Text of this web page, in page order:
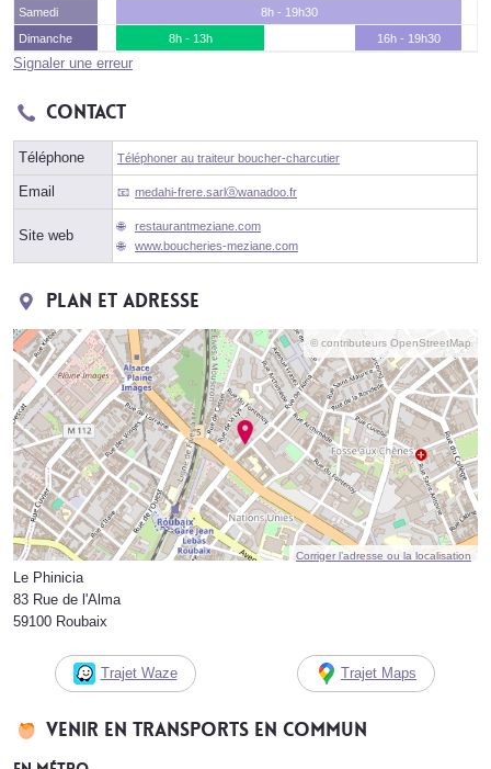
Samedi
8h - 19h30
Dimanche
8h - 13h 16h - 19h30
Signaler une erreur
Contact
Téléphone Téléphoner au traiteur boucher-charcutier
Email medahi-frere.sarlⓐwanadoo.fr
Site web
restaurantmeziane.com
www.boucheries-meziane.com
Plan et adresse
© contributeurs OpenStreetMap
Corriger l’adresse ou la localisation
Le Phinicia
83 Rue de l'Alma
59100 Roubaix
Trajet Waze Trajet Maps
Venir en transports en commun